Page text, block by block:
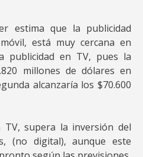
estima que la publicidad
está muy cercana en
publicidad en TV, pues la
millones de dólares en
alcanzaría los $70.600
supera la inversión del
(no digital), aunque este